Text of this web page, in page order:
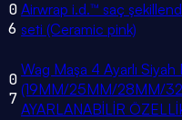
0
6
Airwrap i.d.™ saç
seti (Ceramic pink)
0
7
Wag Maşa 4 Ayarlı Siyah
(19MM/25MM/28MM/
AYARLANABİLİR